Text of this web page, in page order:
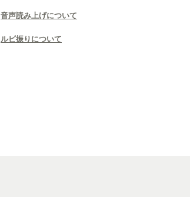
音声読み上げについて
ルビ振りについて